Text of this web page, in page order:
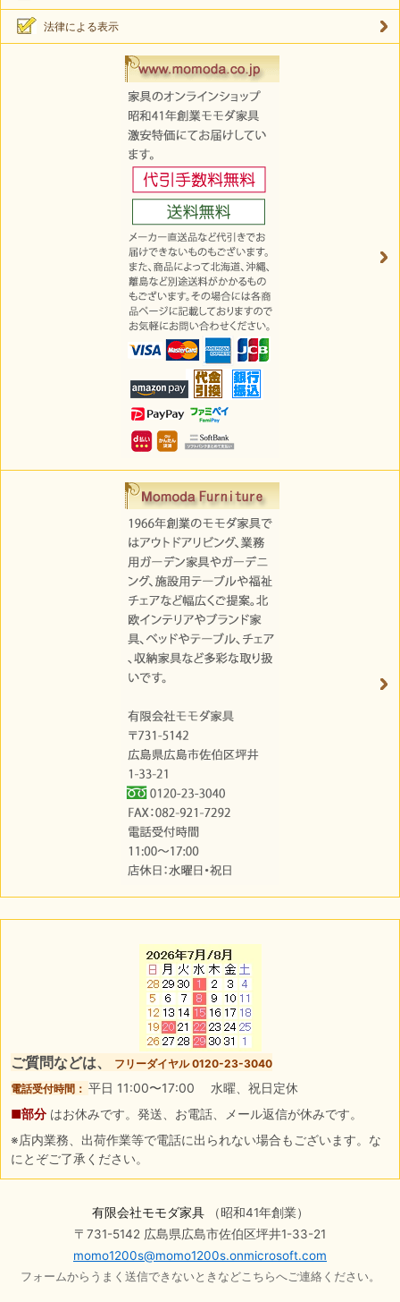
法律による表示
ご質問などは、
フリーダイヤル 0120-23-3040
電話受付時間： 平日 11:00〜17:00 水曜、祝日定休
■部分 はお休みです。発送、お電話、メール返信が休みです。
※店内業務、出荷作業等で電話に出られない場合もございます。な
にとぞご了承ください。
有限会社モモダ家具（昭和41年創業）
〒731-5142 広島県広島市佐伯区坪井1-33-21
momo1200s@momo1200s.onmicrosoft.com
フォームからうまく送信できないときなどこちらへご連絡ください。